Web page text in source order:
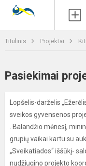
Titulinis Projektai
Pasiekimai
Lopšelis-darželis
sveikos gyvensenos
. Balandžio mėnesį,
grupių vaikai kartu su
„Sveikatiados“ iššūkį-
nudžiugino projekto